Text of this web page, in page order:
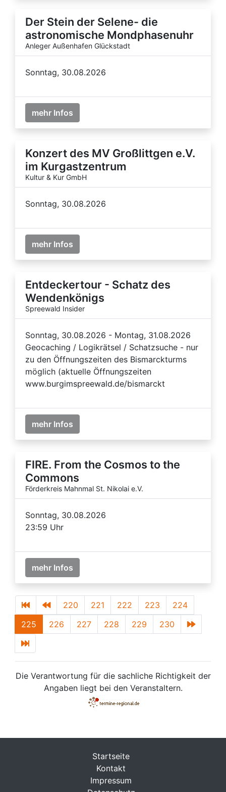
Der Stein der Selene- die
astronomische Mondphasenuhr
Anleger Außenhafen Glückstadt
Sonntag, 30.08.2026
mehr Infos
Konzert des MV Großlittgen e.V.
im Kurgastzentrum
Kultur & Kur GmbH
Sonntag, 30.08.2026
mehr Infos
Entdeckertour - Schatz des
Wendenkönigs
Spreewald Insider
Sonntag, 30.08.2026 - Montag, 31.08.2026
Geocaching / Logikrätsel / Schatzsuche - nur
zu den Öffnungszeiten des Bismarckturms
möglich (aktuelle Öffnungszeiten
www.burgimspreewald.de/bismarckt
mehr Infos
FIRE. From the Cosmos to the
Commons
Förderkreis Mahnmal St. Nikolai e.V.
Sonntag, 30.08.2026
23:59 Uhr
mehr Infos
220 221 222 223
224
225
226 227 228 229 230
Die Verantwortung für die sachliche Richtigkeit der
Angaben liegt bei den Veranstaltern.
Startseite
Kontakt
Impressum